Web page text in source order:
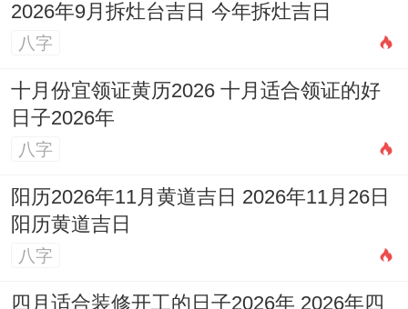
2026年9月拆灶台吉日 今年拆灶吉日
八字
十月份宜领证黄历2026 十月适合领证的好
日子2026年
八字
阳历2026年11月黄道吉日 2026年11月26日
阳历黄道吉日
八字
四月适合装修开工的日子2026年 2026年四